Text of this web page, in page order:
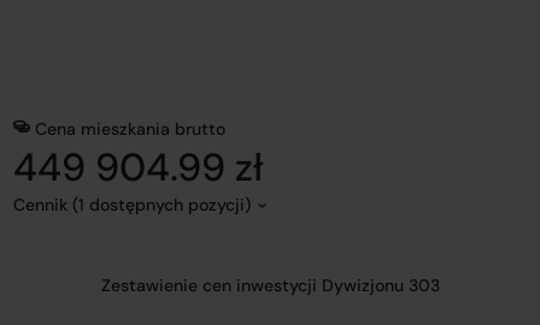
Cena mieszkania brutto
449 904.99 zł
Cennik (1 dostępnych pozycji)
Zestawienie cen inwestycji Dywizjonu 303